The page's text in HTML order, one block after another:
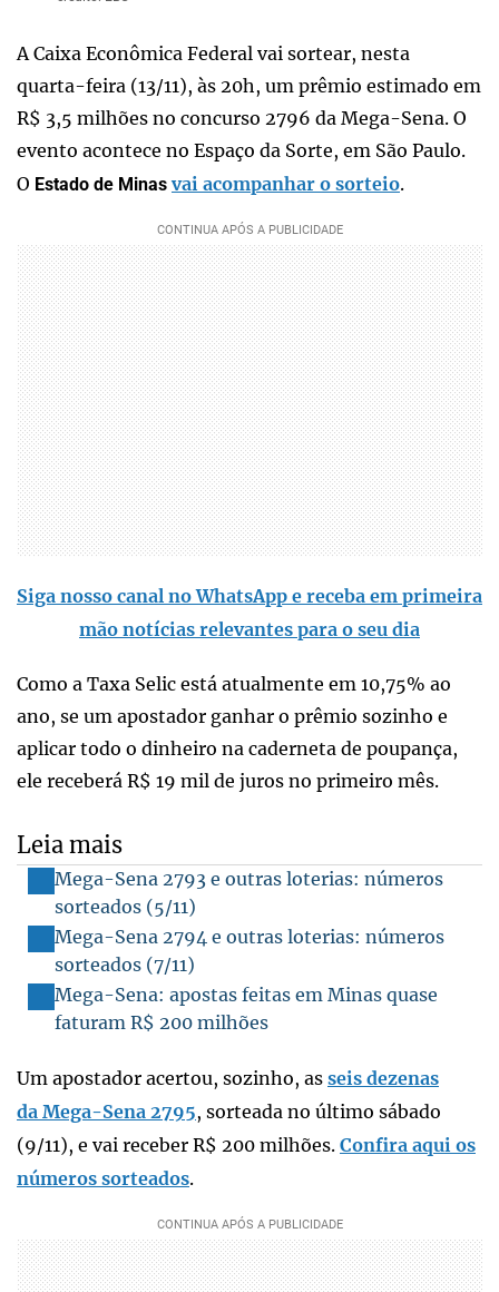
A Caixa Econômica Federal vai sortear, nesta
quarta-feira (13/11), às 20h, um prêmio estimado em
R$ 3,5 milhões no concurso 2796 da Mega-Sena. O
evento acontece no Espaço da Sorte, em São Paulo.
O Estado de Minas vai acompanhar o sorteio.
Siga nosso canal no WhatsApp e receba em primeira
mão notícias relevantes para o seu dia
Como a Taxa Selic está atualmente em 10,75% ao
ano, se um apostador ganhar o prêmio sozinho e
aplicar todo o dinheiro na caderneta de poupança,
ele receberá R$ 19 mil de juros no primeiro mês.
Leia mais
Mega-Sena 2793 e outras loterias: números
sorteados (5/11)
Mega-Sena 2794 e outras loterias: números
sorteados (7/11)
Mega-Sena: apostas feitas em Minas quase
faturam R$ 200 milhões
Um apostador acertou, sozinho, as seis dezenas
da Mega-Sena 2795, sorteada no último sábado
(9/11), e vai receber R$ 200 milhões. Confira aqui os
números sorteados.